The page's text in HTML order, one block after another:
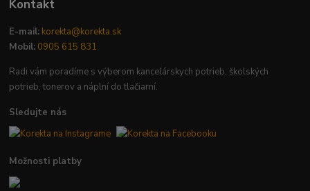
Kontakt
E-mail: korekta@korekta.sk
Mobil: 0905 615 831
Radi vám poradíme s výberom kancelárskych potrieb, školských
potrieb, tonerov a náplní do tlačiarní.
Sledujte nás
Možnosti platby